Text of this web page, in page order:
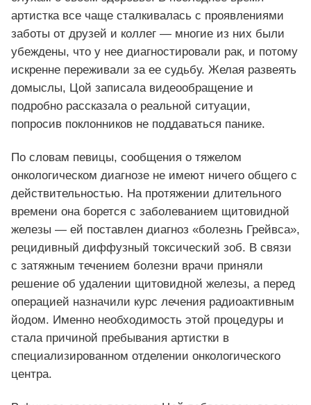
артистка все чаще сталкивалась с проявлениями
заботы от друзей и коллег — многие из них были
убеждены, что у нее диагностировали рак, и потому
искренне переживали за ее судьбу. Желая развеять
домыслы, Цой записала видеообращение и
подробно рассказала о реальной ситуации,
попросив поклонников не поддаваться панике.
По словам певицы, сообщения о тяжелом
онкологическом диагнозе не имеют ничего общего с
действительностью. На протяжении длительного
времени она борется с заболеванием щитовидной
железы — ей поставлен диагноз «болезнь Грейвса»,
рецидивный диффузный токсический зоб. В связи
с затяжным течением болезни врачи приняли
решение об удалении щитовидной железы, а перед
операцией назначили курс лечения радиоактивным
йодом. Именно необходимость этой процедуры и
стала причиной пребывания артистки в
специализированном отделении онкологического
центра.